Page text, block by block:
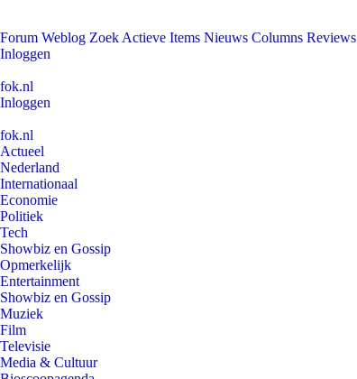
Forum Weblog Zoek Actieve Items Nieuws Columns Reviews
Inloggen
fok.nl
Inloggen
fok.nl
Actueel
Nederland
Internationaal
Economie
Politiek
Tech
Showbiz en Gossip
Opmerkelijk
Entertainment
Showbiz en Gossip
Muziek
Film
Televisie
Media & Cultuur